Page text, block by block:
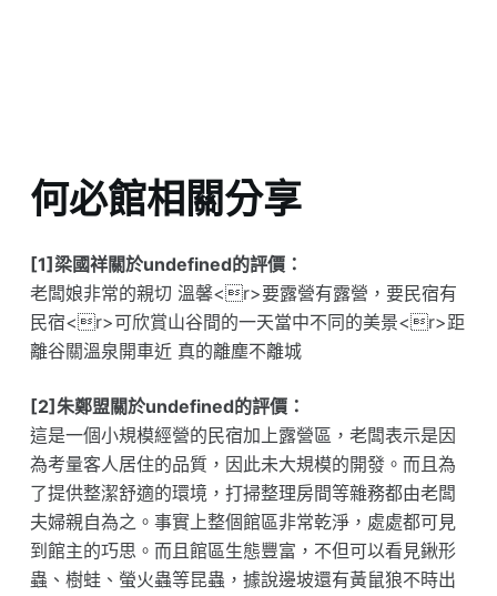
何必館相關分享
[1]梁國祥關於undefined的評價：
老闆娘非常的親切 溫馨<r>要露營有露營，要民宿有
民宿<r>可欣賞山谷間的一天當中不同的美景<r>距
離谷關溫泉開車近 真的離塵不離城
[2]朱鄭盟關於undefined的評價：
這是一個小規模經營的民宿加上露營區，老闆表示是因
為考量客人居住的品質，因此未大規模的開發。而且為
了提供整潔舒適的環境，打掃整理房間等雜務都由老闆
夫婦親自為之。事實上整個館區非常乾淨，處處都可見
到館主的巧思。而且館區生態豐富，不但可以看見鍬形
蟲、樹蛙、螢火蟲等昆蟲，據說邊坡還有黃鼠狼不時出